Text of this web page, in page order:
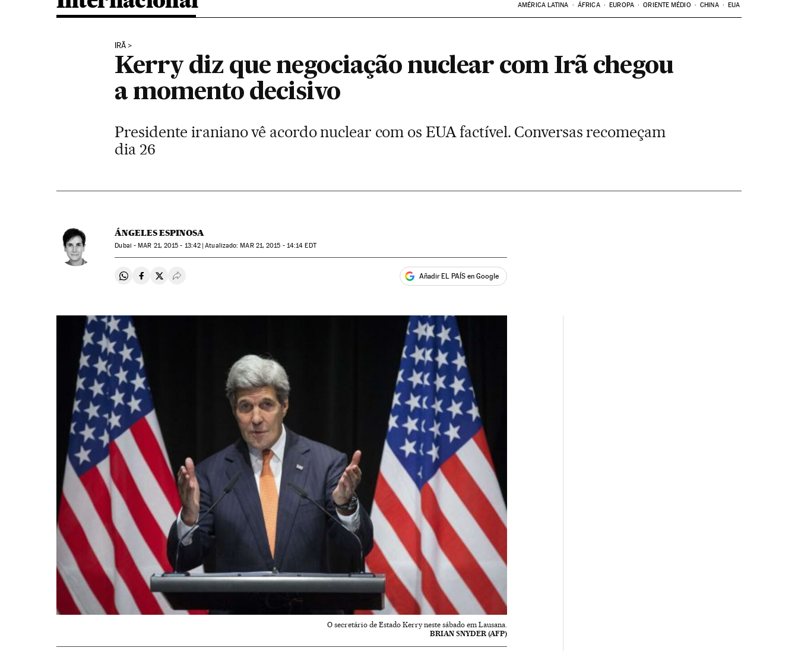
AMÉRICA LATINA ÁFRICA EUROPA ORIENTE MÉDIO CHINA EUA
IRÃ
Kerry diz que negociação nuclear com Irã chegou
a momento decisivo
Presidente iraniano vê acordo nuclear com os EUA factível. Conversas recomeçam
dia 26
ÁNGELES ESPINOSA
Dubai -MAR 21, 2015 - 13:42 atualizado: MAR21, 2015 - 14:14 EDT
Compartir en Whatsapp
Compartir en Facebook
Compartir en Twitter
Desplegar Redes Sociales Añadir EL PAÍS en Google
O secretário de Estado Kerry neste sábado em Lausana.
BRIAN SNYDER (AFP)